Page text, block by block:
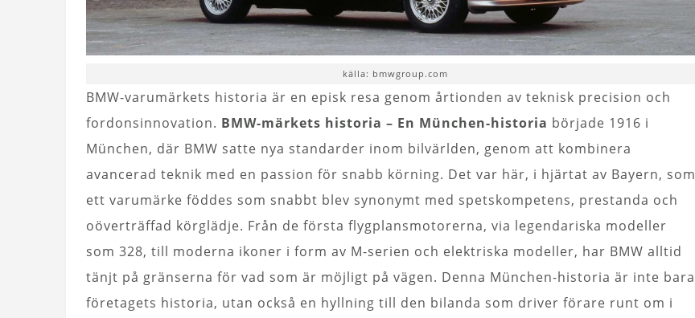
källa: bmwgroup.com
BMW-varumärkets historia är en episk resa genom årtionden av teknisk precision och
fordonsinnovation. BMW-märkets historia – En München-historia började 1916 i
München, där BMW satte nya standarder inom bilvärlden, genom att kombinera
avancerad teknik med en passion för snabb körning. Det var här, i hjärtat av Bayern, som
ett varumärke föddes som snabbt blev synonymt med spetskompetens, prestanda och
oöverträffad körglädje. Från de första flygplansmotorerna, via legendariska modeller
som 328, till moderna ikoner i form av M-serien och elektriska modeller, har BMW alltid
tänjt på gränserna för vad som är möjligt på vägen. Denna München-historia är inte bara
företagets historia, utan också en hyllning till den bilanda som driver förare runt om i